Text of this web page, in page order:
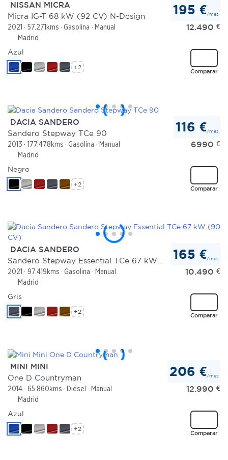
NISSAN MICRA
Micra IG-T 68 kW (92 CV) N-Design
2021 57.271kms Gasolina
Manual
Madrid
195 €/mes
12.490 €
Comparar
Azul
+2
DACIA SANDERO
Sandero Stepway TCe 90
2013 177.478kms Gasolina
Manual
Madrid
116 €/mes
6990 €
Comparar
Negro
+2
DACIA SANDERO
2021 97.419kms Gasolina
Manual
Madrid
165 €/mes
10.490 €
Comparar
Gris
+2
MINI MINI
One D Countryman
2014 65.860kms Diésel
Manual
Madrid
206 €/mes
12.990 €
Comparar
Azul
+2